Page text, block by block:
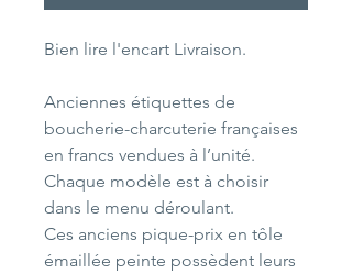
Bien lire l'encart Livraison.
Anciennes étiquettes de
boucherie-charcuterie françaises
en francs vendues à l’unité.
Chaque modèle est à choisir
dans le menu déroulant.
Ces anciens pique-prix en tôle
émaillée peinte possèdent leurs